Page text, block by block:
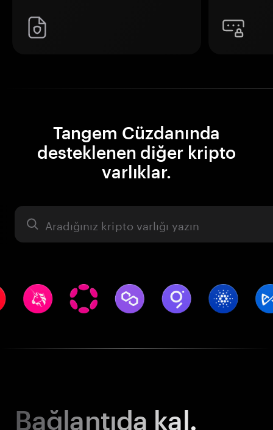
Tangem Cüzdanında
desteklenen diğer kripto
varlıklar.
Varlık
Bağlantıda kal.